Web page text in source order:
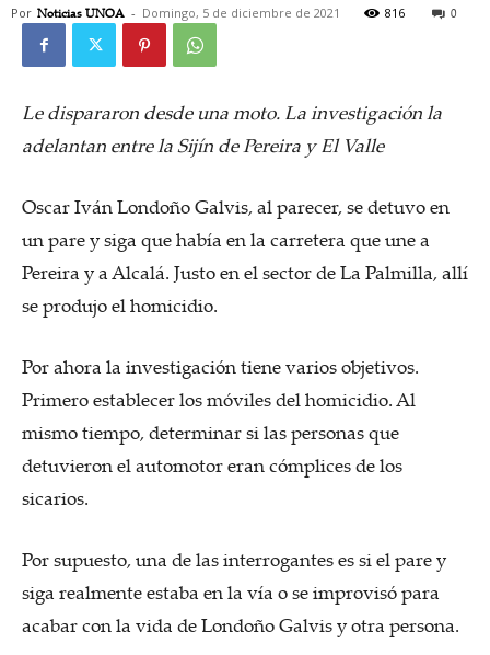
Por Noticias UNOA - Domingo, 5 de diciembre de 2021 816 0
Le dispararon desde una moto. La investigación la
adelantan entre la Sijín de Pereira y El Valle
Oscar Iván Londoño Galvis, al parecer, se detuvo en
un pare y siga que había en la carretera que une a
Pereira y a Alcalá. Justo en el sector de La Palmilla, allí
se produjo el homicidio.
Por ahora la investigación tiene varios objetivos.
Primero establecer los móviles del homicidio. Al
mismo tiempo, determinar si las personas que
detuvieron el automotor eran cómplices de los
sicarios.
Por supuesto, una de las interrogantes es si el pare y
siga realmente estaba en la vía o se improvisó para
acabar con la vida de Londoño Galvis y otra persona.